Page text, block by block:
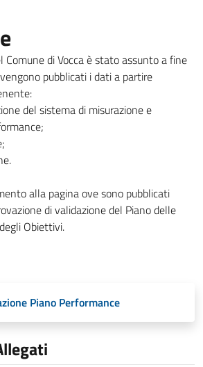
Comune di Vocca è stato assunto a fine
pubblicati i dati a partire
del sistema di misurazione e
alla pagina ove sono pubblicati
di validazione del Piano delle
Obiettivi.
Piano Performance